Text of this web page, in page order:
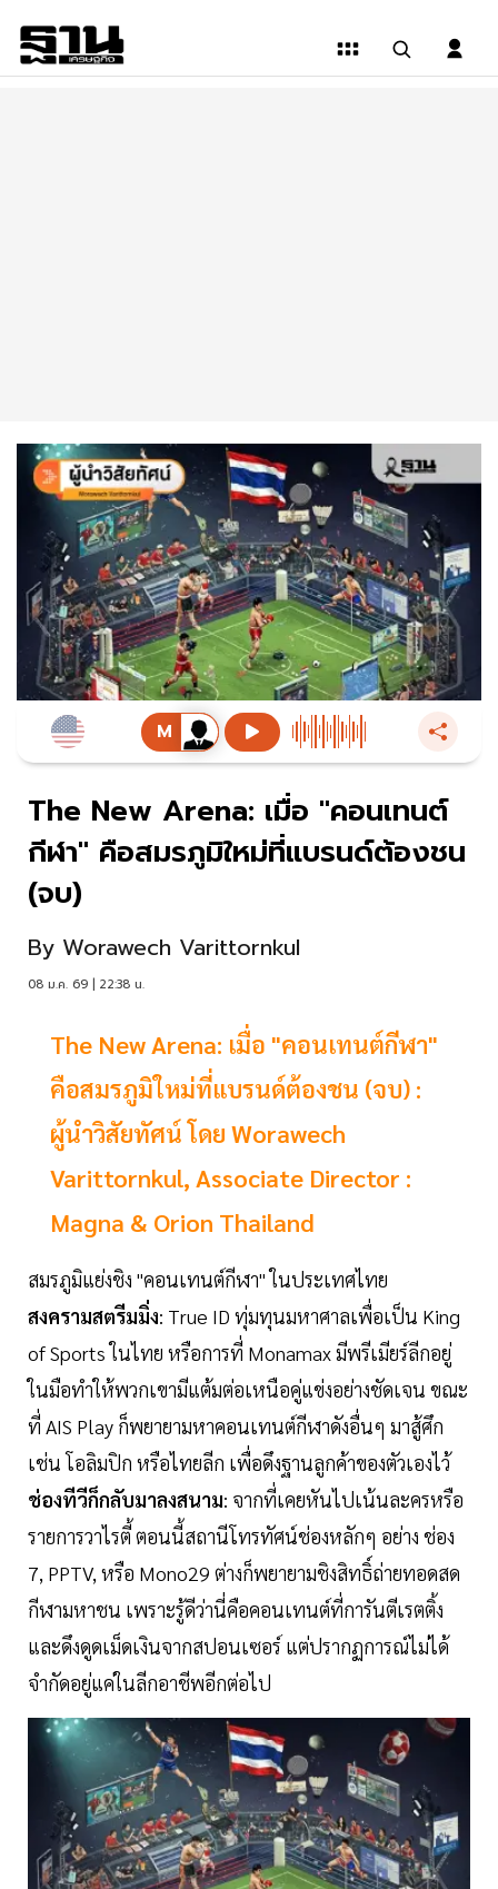
The New Arena: เมื่อ "คอนเทนต์
กีฬา" คือสมรภูมิใหม่ที่แบรนด์ต้องชน
(จบ)
By Worawech Varittornkul
08 ม.ค. 69 | 22:38 น.
The New Arena: เมื่อ "คอนเทนต์กีฬา"
คือสมรภูมิใหม่ที่แบรนด์ต้องชน (จบ) :
ผู้นำวิสัยทัศน์ โดย Worawech
Varittornkul, Associate Director :
Magna & Orion Thailand
สมรภูมิแย่งชิง "คอนเทนต์กีฬา" ในประเทศไทย
สงครามสตรีมมิ่ง: True ID ทุ่มทุนมหาศาลเพื่อเป็น King
of Sports ในไทย หรือการที่ Monamax มีพรีเมียร์ลีกอยู่
ในมือทำให้พวกเขามีแต้มต่อเหนือคู่แข่งอย่างชัดเจน ขณะ
ที่ AIS Play ก็พยายามหาคอนเทนต์กีฬาดังอื่นๆ มาสู้ศึก
เช่น โอลิมปิก หรือไทยลีก เพื่อดึงฐานลูกค้าของตัวเองไว้
ช่องทีวีก็กลับมาลงสนาม: จากที่เคยหันไปเน้นละครหรือ
รายการวาไรตี้ ตอนนี้สถานีโทรทัศน์ช่องหลักๆ อย่าง ช่อง
7, PPTV, หรือ Mono29 ต่างก็พยายามชิงสิทธิ์ถ่ายทอดสด
กีฬามหาชน เพราะรู้ดีว่านี่คือคอนเทนต์ที่การันตีเรตติ้ง
และดึงดูดเม็ดเงินจากสปอนเซอร์ แต่ปรากฏการณ์ไม่ได้
จำกัดอยู่แค่ในลีกอาชีพอีกต่อไป